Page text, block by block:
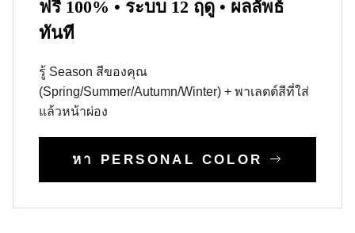
ฟรี 100% • ระบบ 12 ฤดู • ผลลัพธ์
ทันที
รู้ Season สีของคุณ
(Spring/Summer/Autumn/Winter) + พาเลตต์สีที่ใส่
แล้วหน้าผ่อง
หา PERSONAL COLOR